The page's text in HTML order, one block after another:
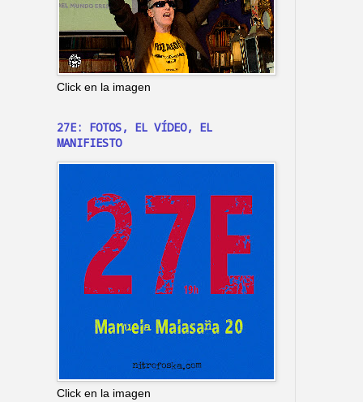
Click en la imagen
27E: FOTOS, EL VÍDEO, EL
MANIFIESTO
Click en la imagen